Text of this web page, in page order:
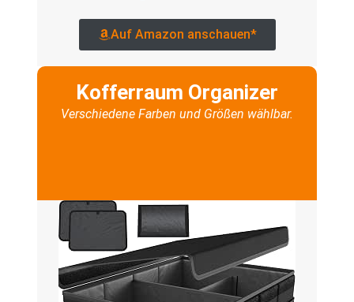
Auf Amazon anschauen*
Kofferraum Organizer
Verschiedene Farben und Größen wählbar.